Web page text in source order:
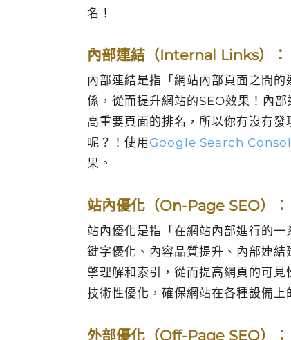
名！
內部連結（Internal Links）：
內部連結是指「網站內部頁面之間
係，從而提升網站的SEO效果！內
高重要頁面的排名，所以你有沒有
呢？！使用 Google Search
果。
站內優化（On-Page SEO）：
站內優化是指「在網站內部進行的
鍵字優化、內容品質提升、內部連
擎理解和索引，從而提高網頁的可
技術性優化，確保網站在各種設備上
外部優化（Off-Page SEO）：